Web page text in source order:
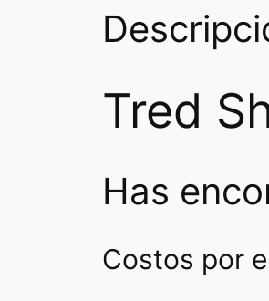
Tred
Has
Costos por